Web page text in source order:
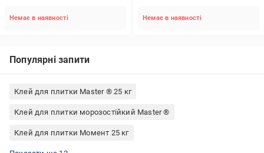
Немає в наявності Немає в наявності
Популярні запити
Клей для плитки Master ® 25 кг
Клей для плитки морозостійкий Master ®
Клей для плитки Момент 25 кг
Морозостійкий клей для фасадної плитки
Клей для плитки Master Standard
Клей для плитки морозостійкий Mira
Клей для плитки вологостійкий Ceresit
Клей для плитки морозостійкий Mapei
Клей для плитки Ceresit СМ 11
Клей для плитки Ceresit СМ 117
Клей для керамічної плитки Ceresit
Клей для плитки морозостійкий Lacrysil
Клей для плитки морозостійкий Cercol
Клей для плитки Ceresit 5 кг
Клей для плитки Baumit 25 кг